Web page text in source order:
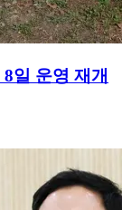
일 운영 재개